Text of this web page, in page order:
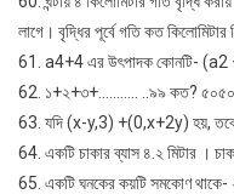
লাগে। বৃদ্ধির পূর্বে গতি কত
61. a4+4 এর উৎপাদক কোনটি-
62. ১+২+৩+……….. ..৯৯ কত? ৫০৫০
63. যদি (x-y,3) +(0,x+2y) হয়,
64. একটি চাকার ব্যাস ৪.২ মিটার ।
65. একটি ঘনকের কয়টি সমকোণ থাকে-